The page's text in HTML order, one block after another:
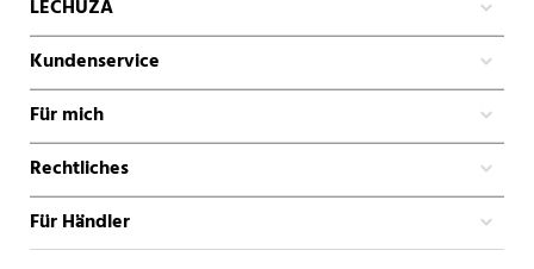
LECHUZA
Kundenservice
Für mich
Rechtliches
Für Händler